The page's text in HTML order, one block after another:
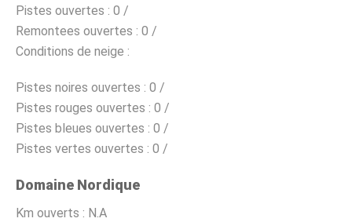
Pistes ouvertes : 0 /
Remontees ouvertes : 0 /
Conditions de neige :
Pistes noires ouvertes : 0 /
Pistes rouges ouvertes : 0 /
Pistes bleues ouvertes : 0 /
Pistes vertes ouvertes : 0 /
Domaine Nordique
Km ouverts : N.A